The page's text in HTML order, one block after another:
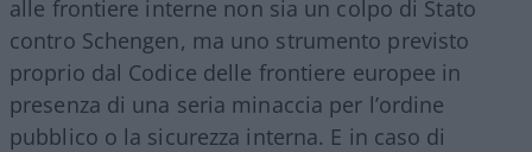
alle frontiere interne non sia un colpo di Stato
contro Schengen, ma uno strumento previsto
proprio dal Codice delle frontiere europee in
presenza di una seria minaccia per l’ordine
pubblico o la sicurezza interna. E in caso di